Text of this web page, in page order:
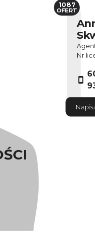
Nr
1087
OFERT